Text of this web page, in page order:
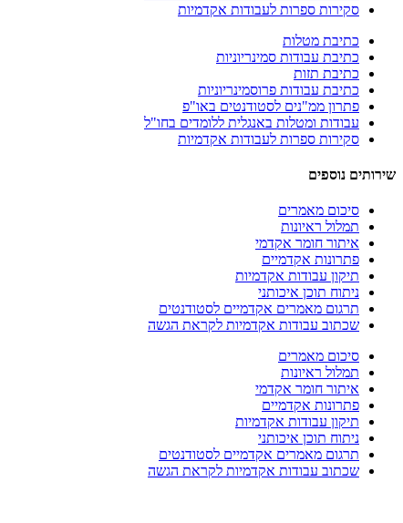
סקירות ספרות לעבודות אקדמיות
כתיבת מטלות
כתיבת עבודות סמינריוניות
כתיבת תזות
כתיבת עבודות פרוסמינריוניות
פתרון ממ"נים לסטודנטים באו"פ
עבודות ומטלות באנגלית ללומדים בחו"ל
סקירות ספרות לעבודות אקדמיות
שירותים נוספים
סיכום מאמרים
תמלול ראיונות
איתור חומר אקדמי
פתרונות אקדמיים
תיקון עבודות אקדמיות
ניתוח תוכן איכותני
תרגום מאמרים אקדמיים לסטודנטים
שכתוב עבודות אקדמיות לקראת הגשה
סיכום מאמרים
תמלול ראיונות
איתור חומר אקדמי
פתרונות אקדמיים
תיקון עבודות אקדמיות
ניתוח תוכן איכותני
תרגום מאמרים אקדמיים לסטודנטים
שכתוב עבודות אקדמיות לקראת הגשה